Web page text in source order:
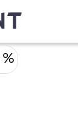
%